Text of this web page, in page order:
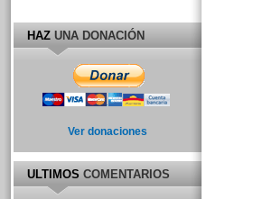
HAZUNA DONACIÓN
Ver donaciones
ULTIMOSCOMENTARIOS